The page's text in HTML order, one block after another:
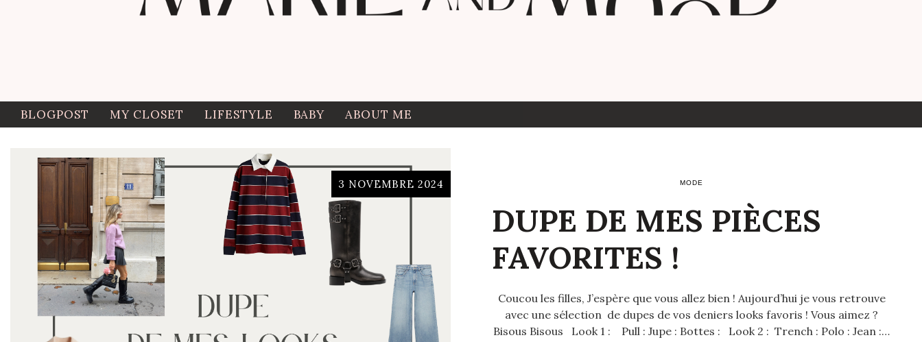
BLOGPOST MY CLOSET LIFESTYLE BABY ABOUT ME
3 NOVEMBRE 2024 MODE
DUPE DE MES PIÈCES
FAVORITES !
Coucou les filles, J’espère que vous allez bien ! Aujourd’hui je vous retrouve
avec une sélection de dupes de vos deniers looks favoris ! Vous aimez ?
Bisous Bisous Look 1 : Pull : Jupe : Bottes : Look 2 : Trench : Polo : Jean :…